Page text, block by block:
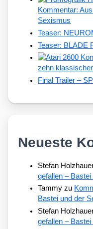
Kommentar:
Sexismus
Teaser:
Teaser: BLADE
zehn
Final Trailer –
Neueste
Stefan
gefallen –
Tammy zu
Bastei und der
Stefan
gefallen –